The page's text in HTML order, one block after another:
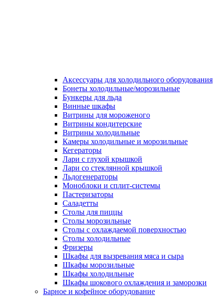
Аксессуары для холодильного оборудования
Бонеты холодильные/морозильные
Бункеры для льда
Винные шкафы
Витрины для мороженого
Витрины кондитерские
Витрины холодильные
Камеры холодильные и морозильные
Кегераторы
Лари с глухой крышкой
Лари со стеклянной крышкой
Льдогенераторы
Моноблоки и сплит-системы
Пастеризаторы
Саладетты
Столы для пиццы
Столы морозильные
Столы с охлаждаемой поверхностью
Столы холодильные
Фризеры
Шкафы для вызревания мяса и сыра
Шкафы морозильные
Шкафы холодильные
Шкафы шокового охлаждения и заморозки
Барное и кофейное оборудование